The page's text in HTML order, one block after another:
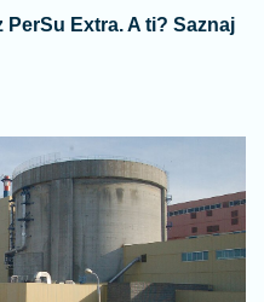
Extra. A ti? Saznaj